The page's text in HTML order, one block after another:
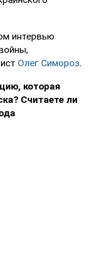
интервью
Олег Симороз.
которая
Считаете ли